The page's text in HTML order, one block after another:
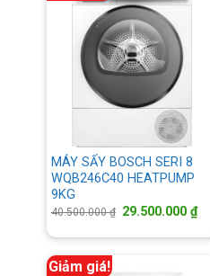
MÁY SẤY BOSCH SERI 8
WQB246C40 HEATPUMP
9KG
40.500.000₫ Giá
là:
29.500.000₫Giá
Giảm giá!